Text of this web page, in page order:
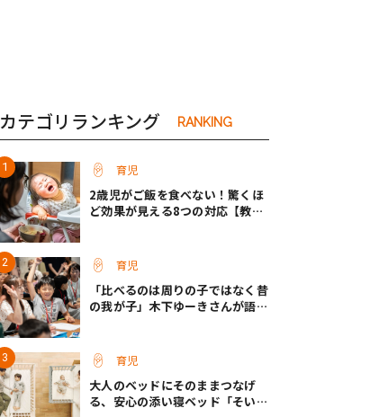
カテゴリランキング RANKING
育児
2歳児がご飯を食べない！驚くほ
ど効果が見える8つの対応【教え
育児
「比べるのは周りの子ではなく昔
の我が子」木下ゆーきさんが語っ
育児
大人のベッドにそのままつなげ
る、安心の添い寝ベッド「そいね